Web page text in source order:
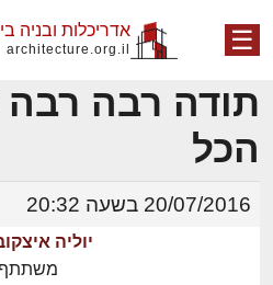
☰ אדריכלות ובניה
architecture.org.il
תודה רבה רבה
הכל
20/07/2016 בשעה 20:32
יוליה
משתתף